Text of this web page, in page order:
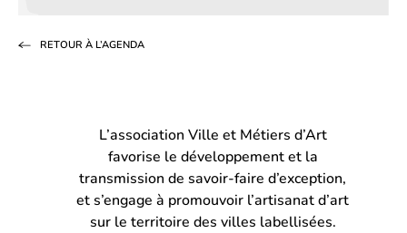
un
onglet)onglet)
RETOUR À L’AGENDA
L’association Ville et Métiers d’Art
favorise le développement et la
transmission de savoir-faire d’exception,
et s’engage à promouvoir l’artisanat d’art
sur le territoire des villes labellisées.